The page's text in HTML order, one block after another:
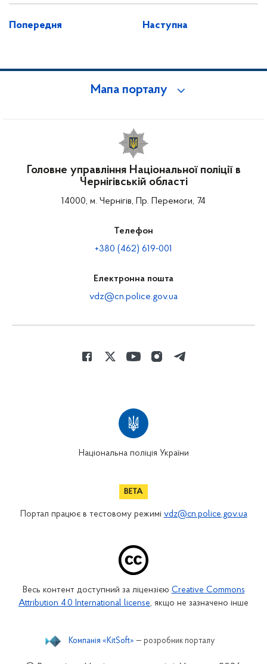
Попередня Наступна
Мапа порталу
Головне управління Національної поліції в
Чернігівській області
14000, м. Чернігів, Пр. Перемоги, 74
Телефон
+380 (462) 619-001
Електронна пошта
vdz@cn.police.gov.ua
Національна поліція України
Портал працює в тестовому режимі vdz@cn.police.gov.ua
Весь контент доступний за ліцензією Creative Commons
Attribution 4.0 International license, якщо не зазначено інше
Компанія «KitSoft» — розробник порталу